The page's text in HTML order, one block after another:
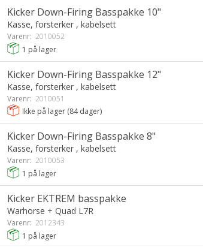
Kicker Down-Firing Basspakke 10"
Kasse, forsterker , kabelsett
Varenr: 2010052
1 på lager
Kicker Down-Firing Basspakke 12"
Kasse, forsterker , kabelsett
Varenr: 2010051
Ikke på lager (84dager)
Kicker Down-Firing Basspakke 8"
Kasse, forsterker , kabelsett
Varenr: 2010053
1 på lager
Kicker EKTREM basspakke
Warhorse + Quad L7R
Varenr: 2012343
1 på lager